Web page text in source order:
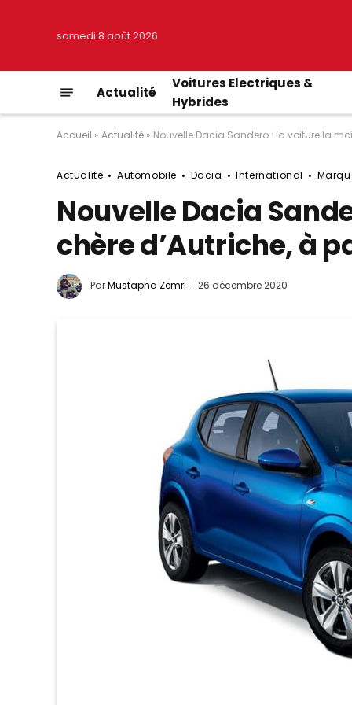
samedi 8 août 2026
Actualité
Voitures Electriques &
Hybrides
Accueil » Actualité » Nouvelle Dacia Sandero : la voiture la
Actualité Automobile Dacia International
Nouvelle Dacia
chère d’Autriche, à
ParMustapha Zemri 26 décembre 2020